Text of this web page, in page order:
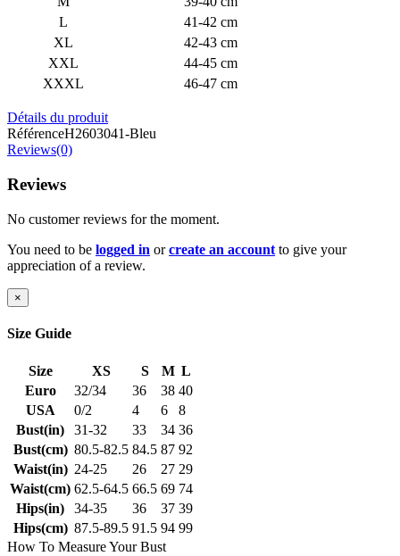
L
41-42 cm
XL
42-43 cm
XXL
44-45 cm
XXXL
46-47 cm
Détails du produit
RéférenceH2603041-Bleu
Reviews(0)
Reviews
No customer reviews for the moment.
You need to be logged in orcreate an account to give your
appreciation of a review.
×
Size Guide
Size XS S M L
Euro
32/34 36 38 40
USA
0/2 4 6
8
Bust(in)
31-32 33 34 36
Bust(cm) 80.5-82.5 84.5 87 92
Waist(in) 24-25 26 27 29
Waist(cm) 62.5-64.5 66.5 69 74
Hips(in)
34-35 36 37 39
Hips(cm) 87.5-89.5 91.5 94 99
How To Measure Your Bust